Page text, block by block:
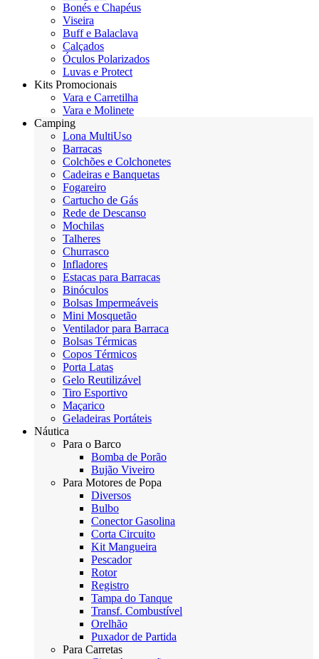
Bonés e Chapéus
Viseira
Buff e Balaclava
Calçados
Óculos Polarizados
Luvas e Protect
Kits Promocionais
Vara e Carretilha
Vara e Molinete
Camping
Lona MultiUso
Barracas
Colchões e Colchonetes
Cadeiras e Banquetas
Fogareiro
Cartucho de Gás
Rede de Descanso
Mochilas
Talheres
Churrasco
Infladores
Estacas para Barracas
Binóculos
Bolsas Impermeáveis
Mini Mosquetão
Ventilador para Barraca
Bolsas Térmicas
Copos Térmicos
Porta Latas
Gelo Reutilizável
Tiro Esportivo
Maçarico
Geladeiras Portáteis
Náutica
Para o Barco
Bomba de Porão
Bujão Viveiro
Para Motores de Popa
Diversos
Bulbo
Conector Gasolina
Corta Circuito
Kit Mangueira
Pescador
Rotor
Registro
Tampa do Tanque
Transf. Combustível
Orelhão
Puxador de Partida
Para Carretas